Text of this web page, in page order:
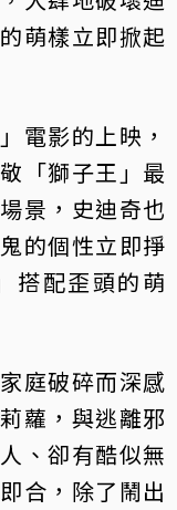
萌樣立即掀起
電影的上映，
「獅子王」最
景，史迪奇也
的個性立即掙
搭配歪頭的萌
庭破碎而深感
蘿，與逃離邪
、卻有酷似無
合，除了鬧出